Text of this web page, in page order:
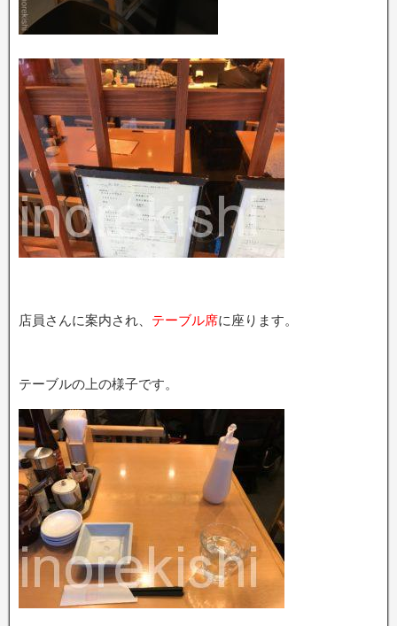
店員さんに案内され、 テーブル席に座ります。
テーブルの上の様子です。